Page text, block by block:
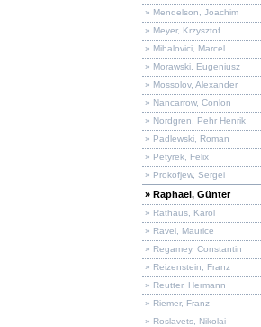
» Mendelson, Joachim
» Meyer, Krzysztof
» Mihalovici, Marcel
» Morawski, Eugeniusz
» Mossolov, Alexander
» Nancarrow, Conlon
» Nordgren, Pehr Henrik
» Padlewski, Roman
» Petyrek, Felix
» Prokofjew, Sergei
» Raphael, Günter
» Rathaus, Karol
» Ravel, Maurice
» Regamey, Constantin
» Reizenstein, Franz
» Reutter, Hermann
» Riemer, Franz
» Roslavets, Nikolai